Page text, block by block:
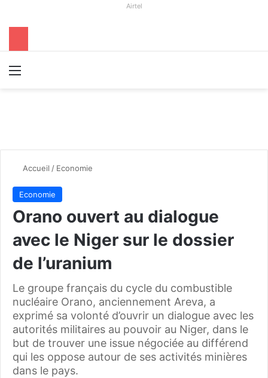
Airtel
Accueil / Economie
Economie
Orano ouvert au dialogue
avec le Niger sur le dossier
de l’uranium
Le groupe français du cycle du combustible
nucléaire Orano, anciennement Areva, a
exprimé sa volonté d’ouvrir un dialogue avec les
autorités militaires au pouvoir au Niger, dans le
but de trouver une issue négociée au différend
qui les oppose autour de ses activités minières
dans le pays.